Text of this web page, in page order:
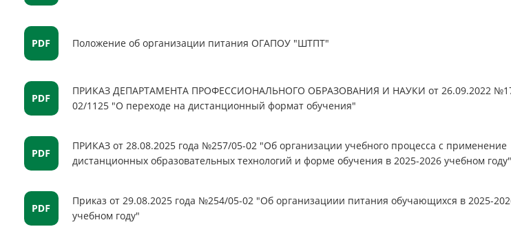
Положение об организации питания ОГАПОУ "ШТПТ"
ПРИКАЗ ДЕПАРТАМЕНТА ПРОФЕССИОНАЛЬНОГО ОБРАЗОВАНИЯ И НАУКИ от 26.09.2022
02/1125 "О переходе на дистанционный формат обучения"
ПРИКАЗ от 28.08.2025 года №257/05-02 "Об организации учебного процесса c применение
дистанционных образовательных технологий и форме обучения в 2025-2026 учебном году"
Приказ от 29.08.2025 года №254/05-02 "Об организациии питания обучающихся в 2025-
учебном году"